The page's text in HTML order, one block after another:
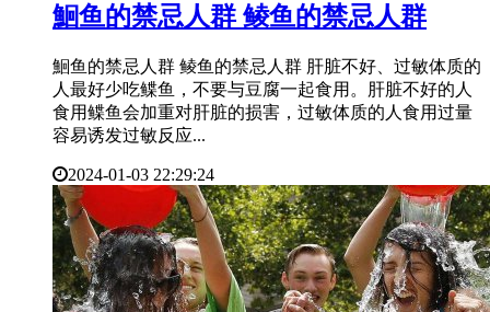
​鮰鱼的禁忌人群 鲮鱼的禁忌人群
鮰鱼的禁忌人群 鲮鱼的禁忌人群 肝脏不好、过敏体质的
人最好少吃鲽鱼，不要与豆腐一起食用。肝脏不好的人
食用鲽鱼会加重对肝脏的损害，过敏体质的人食用过量
容易诱发过敏反应...
2024-01-03 22:29:24